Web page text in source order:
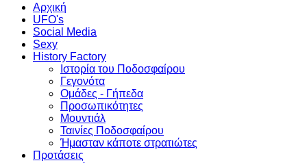
Αρχική
UFO's
Social Media
Sexy
History Factory
Ιστορία του Ποδοσφαίρου
Γεγονότα
Ομάδες - Γήπεδα
Προσωπικότητες
Μουντιάλ
Ταινίες Ποδοσφαίρου
Ήμασταν κάποτε στρατιώτες
Προτάσεις